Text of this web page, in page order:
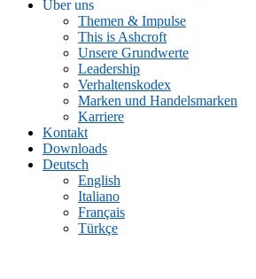
Über uns
Themen & Impulse
This is Ashcroft
Unsere Grundwerte
Leadership
Verhaltenskodex
Marken und Handelsmarken
Karriere
Kontakt
Downloads
Deutsch
English
Italiano
Français
Türkçe